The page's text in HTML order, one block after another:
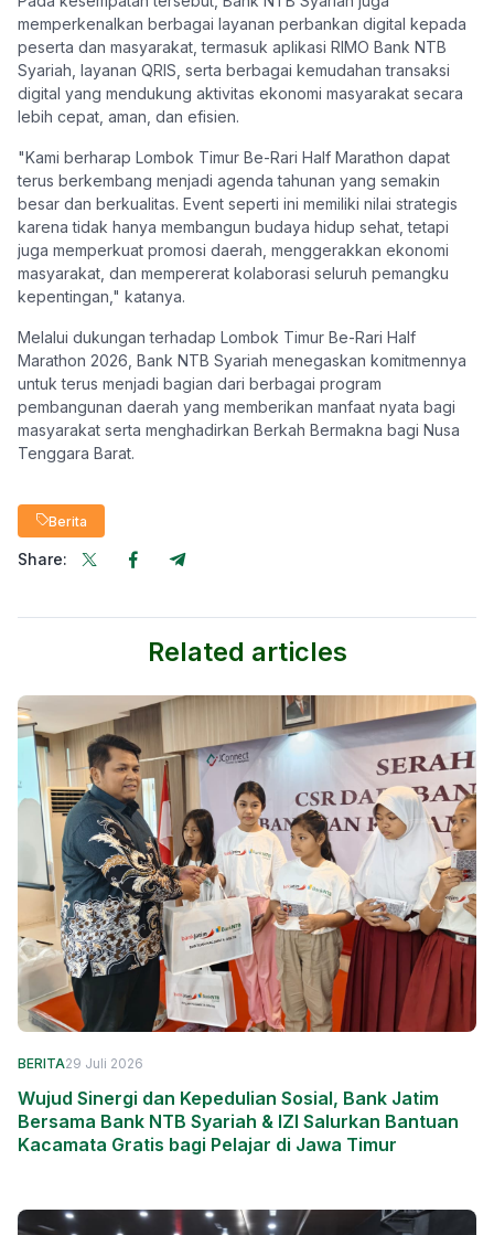
memperkenalkan berbagai layanan perbankan digital kepada
peserta dan masyarakat, termasuk aplikasi RIMO Bank NTB
Syariah, layanan QRIS, serta berbagai kemudahan transaksi
digital yang mendukung aktivitas ekonomi masyarakat secara
lebih cepat, aman, dan efisien.
"Kami berharap Lombok Timur Be-Rari Half Marathon dapat
terus berkembang menjadi agenda tahunan yang semakin
besar dan berkualitas. Event seperti ini memiliki nilai strategis
karena tidak hanya membangun budaya hidup sehat, tetapi
juga memperkuat promosi daerah, menggerakkan ekonomi
masyarakat, dan mempererat kolaborasi seluruh pemangku
kepentingan," katanya.
Melalui dukungan terhadap Lombok Timur Be-Rari Half
Marathon 2026, Bank NTB Syariah menegaskan komitmennya
untuk terus menjadi bagian dari berbagai program
pembangunan daerah yang memberikan manfaat nyata bagi
masyarakat serta menghadirkan Berkah Bermakna bagi Nusa
Tenggara Barat.
Berita
Share:
Related articles
BERITA29 Juli 2026
Wujud Sinergi dan Kepedulian Sosial, Bank Jatim
Bersama Bank NTB Syariah & IZI Salurkan Bantuan
Kacamata Gratis bagi Pelajar di Jawa Timur